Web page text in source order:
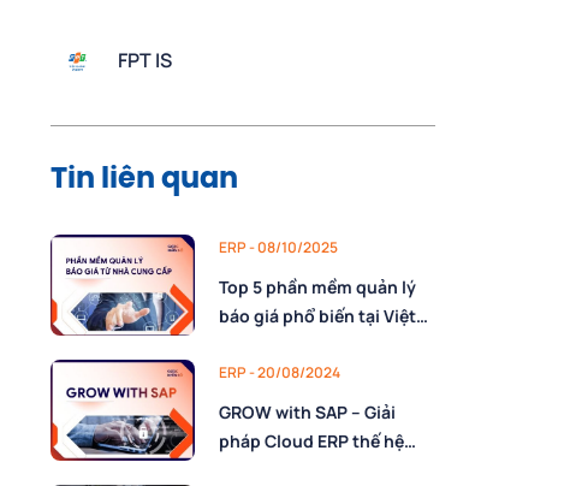
FPT IS
Tin liên quan
ERP - 08/10/2025
Top 5 phần mềm quản lý
báo giá phổ biến tại Việt
ERP - 20/08/2024
GROW with SAP – Giải
pháp Cloud ERP thế hệ